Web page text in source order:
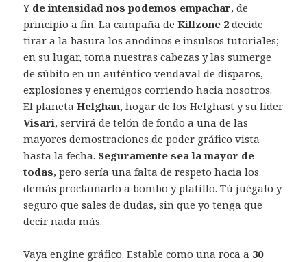
Y de intensidad nos podemos empachar, de
principio a fin. La campaña deKillzone 2 decide
tirar a la basura los anodinos e insulsos tutoriales;
en su lugar, toma nuestras cabezas y las sumerge
de súbito en un auténtico vendaval de disparos,
explosiones y enemigos corriendo hacia nosotros.
El planetaHelghan, hogar de los Helghast y su líder
Visari, servirá de telón de fondo a una de las
mayores demostraciones de poder gráfico vista
hasta la fecha. Seguramente sea la mayor de
todas, pero sería una falta de respeto hacia los
demás proclamarlo a bombo y platillo. Tú juégalo y
seguro que sales de dudas, sin que yo tenga que
decir nada más.
Vaya engine gráfico. Estable como una roca a 30